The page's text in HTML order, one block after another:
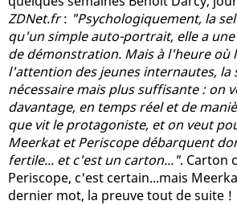
ZDNet.fr: "Psychologiquement, la
qu'un simple auto-portrait, elle a
de démonstration. Mais à l'heure où
l'attention des jeunes internautes, la
nécessaire mais plus suffisante : on
davantage, en temps réel et de
que vit le protagoniste, et on veut
Meerkat et Periscope débarquent
fertile... et c'est un carton...". Carton
Periscope, c'est certain...mais
dernier mot, la preuve tout de suite !